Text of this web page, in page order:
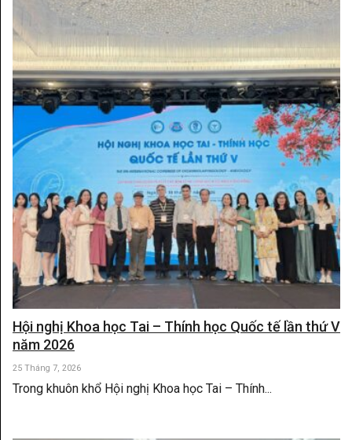
Hội nghị Khoa học Tai – Thính học Quốc tế lần thứ V
năm 2026
25 Tháng 7, 2026
Trong khuôn khổ Hội nghị Khoa học Tai – Thính...